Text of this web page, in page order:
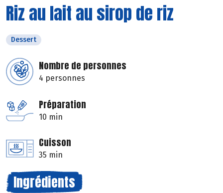
Riz au lait au sirop de riz
Dessert
Nombre de personnes
4 personnes
Préparation
10 min
Cuisson
35 min
Ingrédients